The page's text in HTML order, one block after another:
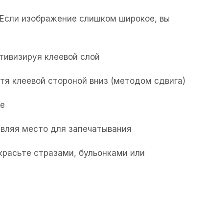
изображение слишком широкое, вы
клеевой слой
клеевой стороной вниз (методом сдвига)
место для запечатывания
стразами, бульонками или